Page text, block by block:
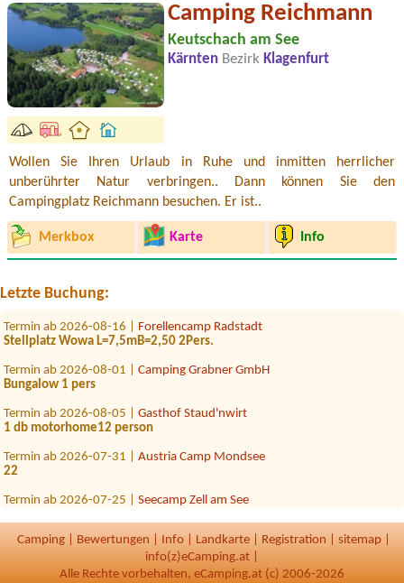
Camping Reichmann
Keutschach am See
Kärnten Bezirk Klagenfurt
Wollen Sie Ihren Urlaub in Ruhe und inmitten herrlicher
unberührter Natur verbringen.. Dann können Sie den
Campingplatz Reichmann besuchen. Er ist..
Merkbox Karte Info
Letzte Buchung:
Termin ab 2026-08-02 |
Camping & Appartement Grimmingsicht
1 tent, 2 adults, 3 children
1x zelt,2 x person
Termin ab 2026-08-16 | Forellencamp Radstadt
Stellplatz Wowa L=7,5mB=2,50 2Pers.
Termin ab 2026-08-01 | Camping Grabner GmbH
Bungalow 1 pers
Termin ab 2026-08-05 | Gasthof Staud'nwirt
1 db motorhome12 person
Termin ab 2026-07-31 | Austria Camp Mondsee
22
Termin ab 2026-07-25 | Seecamp Zell am See
Termin ab 2026-08-22 |Campingpark Bregenzerwald
1xStellplatz (Citroen Jumpy mit Vorzelt) 2 Personen
Camping Bewertungen Info Landkarte Registration sitemap
info(z)eCamping.at |
Alle Rechte vorbehalten, eCamping.at (c) 2006-2026